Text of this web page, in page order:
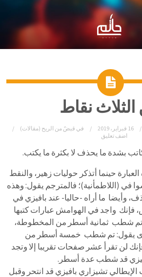
نقاط
16 فبراير، 2019 في قبضٌ من الريح (مقالات)
اضف تعليق
بشدة ما يحذف لا بكثرة ما يكتب.
حينما أتذكر حوليات زهير، والنقط
في (اللاطمأنية)؛ فالمترجم يقول: وهذه
وأيضا ما أراه -حاليا- عند بافيزي في
فإنك واجد في الهوامش عبارات كتبها
تم شطب ثمانية أسطر من المخطوطة،
يقول: تم شطب خمسة أسطر من
لن تقرأ عشر صفحات تقريبا إلا وتجد
قد شطب عدة أسطر.
الإيطالي تشيزاري بافيزي قد انتحر وقبل